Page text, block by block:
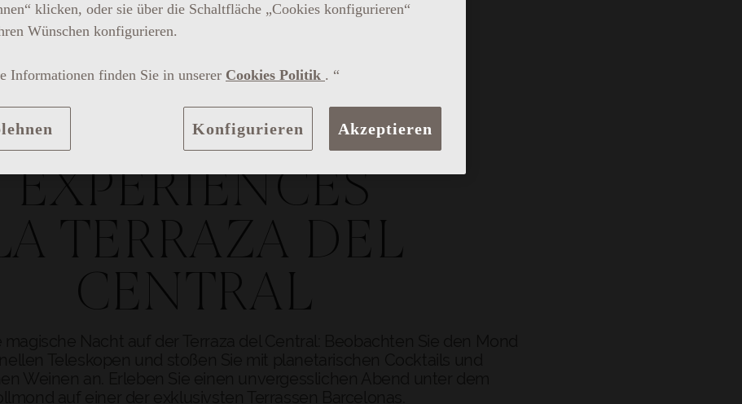
Astronomische Nächte by Grey Goose
FULL MOON
EXPERIENCES
TERRAZA DEL
CENTRAL
klicken, oder sie über die Schaltfläche „Cookies konfigurieren“
Wünschen konfigurieren.
Informationen finden Sie in unserer Cookies Politik . “
Akzeptieren
Konfigurieren